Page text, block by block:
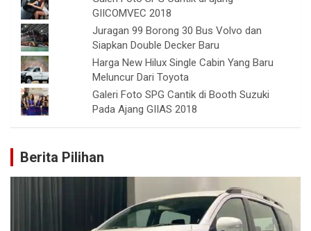
GIICOMVEC 2018
Juragan 99 Borong 30 Bus Volvo dan
Siapkan Double Decker Baru
Harga New Hilux Single Cabin Yang Baru
Meluncur Dari Toyota
Galeri Foto SPG Cantik di Booth Suzuki
Pada Ajang GIIAS 2018
Berita Pilihan